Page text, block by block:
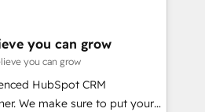
& Marketing Alignment +
Integrations & Data
we build. We fix what others
reality—practical
you can grow
you can grow
HubSpot CRM
We make sure to put your